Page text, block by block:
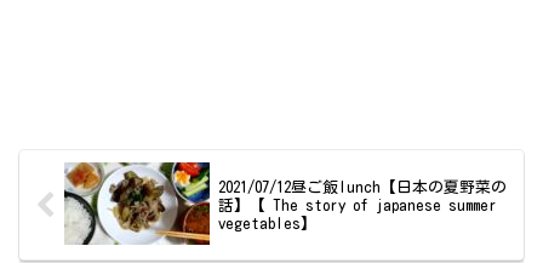
2021/07/12昼ご飯lunch【日本の夏野菜の
話】【 The story of japanese summer
vegetables】